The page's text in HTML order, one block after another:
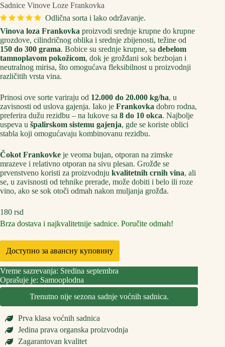
Sadnice Vinove Loze Frankovka
Odlična sorta i lako održavanje.
Vinova loza Frankovka proizvodi srednje krupne do krupne
grozdove, cilindričnog oblika i srednje zbijenosti, težine od
150 do 300 grama. Bobice su srednje krupne, sa debelom
tamnoplavom pokožicom, dok je grožđani sok bezbojan i
neutralnog mirisa, što omogućava fleksibilnost u proizvodnji
različitih vrsta vina.
Prinosi ove sorte variraju od 12.000 do 20.000 kg/ha, u
zavisnosti od uslova gajenja. Iako je Frankovka dobro rodna,
preferira dužu rezidbu – na lukove sa 8 do 10 okca. Najbolje
uspeva u špalirskom sistemu gajenja, gde se koriste oblici
stabla koji omogućavaju kombinovanu rezidbu.
Čokot Frankovke je veoma bujan, otporan na zimske
mrazeve i relativno otporan na sivu plesan. Grožđe se
prvenstveno koristi za proizvodnju kvalitetnih crnih vina, ali
se, u zavisnosti od tehnike prerade, može dobiti i belo ili roze
vino, ako se sok otoči odmah nakon muljanja grožđa.
180 rsd
Brza dostava i najkvalitetnije sadnice. Poručite odmah!
Доступно за авансну куповину
Vreme sazrevanja: Sredina septembra
Oprašuje je: Samooplodna
Trenutno nije sezona sadnje voćnih sadnica.
Prva klasa voćnih sadnica
Jedina prava organska proizvodnja
Zagarantovan kvalitet